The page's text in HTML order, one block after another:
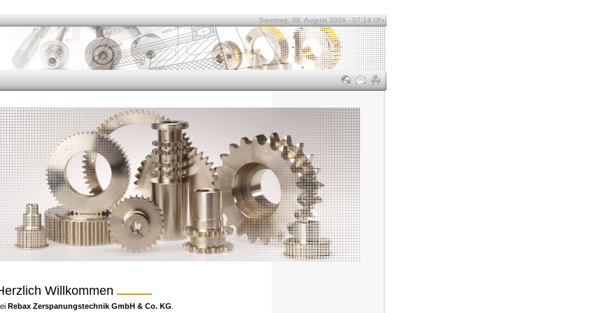
Samstag, 08. August 2026 - 07:14 Uhr
Willkommen
Rebax Zerspanungstechnik GmbH & Co. KG